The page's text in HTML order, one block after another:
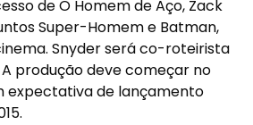
de O Homem de Aço, Zack
Super-Homem e Batman,
Snyder será co-roteirista
produção deve começar no
expectativa de lançamento